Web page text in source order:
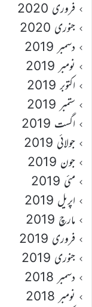
فروری 2020
جنوری 2020
دسمبر 2019
نومبر 2019
اکتوبر 2019
ستمبر 2019
اگست 2019
جولائی 2019
جون 2019
مئی 2019
اپریل 2019
مارچ 2019
فروری 2019
جنوری 2019
دسمبر 2018
نومبر 2018